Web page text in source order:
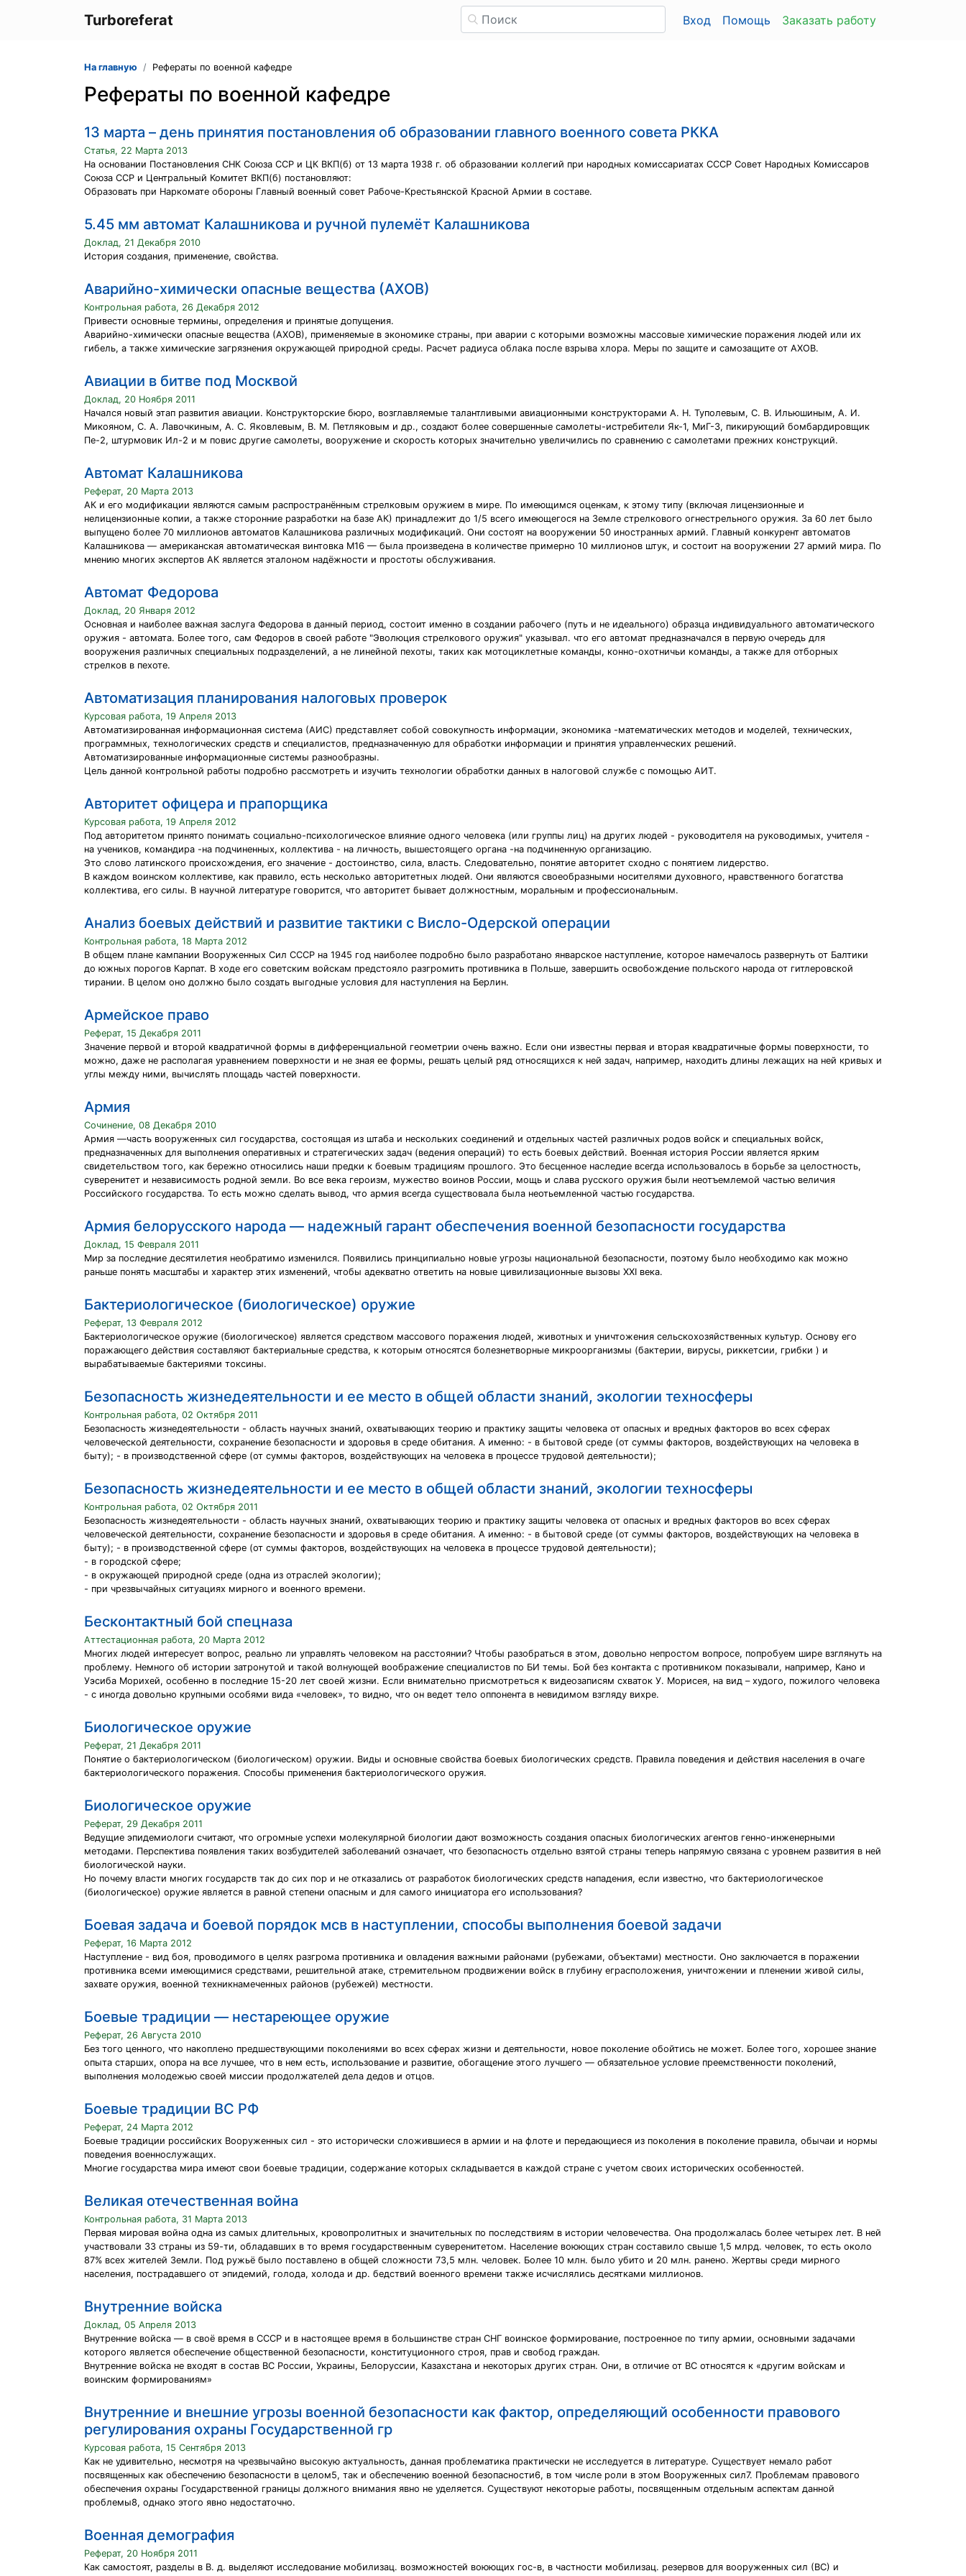
Turboreferat Вход Помощь Заказать работу
На главную Рефераты по военной кафедре
Рефераты по военной кафедре
13 марта – день принятия постановления об образовании главного военного совета РККА
Статья, 22 Марта 2013
На основании Постановления СНК Союза ССР и ЦК ВКП(б) от 13 марта 1938 г. об образовании коллегий при народных комиссариатах СССР Совет Народных Комиссаров
Союза ССР и Центральный Комитет ВКП(б) постановляют:
Образовать при Наркомате обороны Главный военный совет Рабоче-Крестьянской Красной Армии в составе.
5.45 мм автомат Калашникова и ручной пулемёт Калашникова
Доклад, 21 Декабря 2010
История создания, применение, свойства.
Аварийно-химически опасные вещества (АХОВ)
Контрольная работа, 26 Декабря 2012
Привести основные термины, определения и принятые допущения.
Аварийно-химически опасные вещества (АХОВ), применяемые в экономике страны, при аварии с которыми возможны массовые химические поражения людей или их
гибель, а также химические загрязнения окружающей природной среды. Расчет радиуса облака после взрыва хлора. Меры по защите и самозащите от АХОВ.
Авиации в битве под Москвой
Доклад, 20 Ноября 2011
Начался новый этап развития авиации. Конструкторские бюро, возглавляемые талантливыми авиационными конструкторами А. Н. Туполевым, С. В. Ильюшиным, А. И.
Микояном, С. А. Лавочкиным, А. С. Яковлевым, В. М. Петляковым и др., создают более совершенные самолеты-истребители Як-1, МиГ-3, пикирующий бомбардировщик
Пе-2, штурмовик Ил-2 и м повис другие самолеты, вооружение и скорость которых значительно увеличились по сравнению с самолетами прежних конструкций.
Автомат Калашникова
Реферат, 20 Марта 2013
АК и его модификации являются самым распространённым стрелковым оружием в мире. По имеющимся оценкам, к этому типу (включая лицензионные и
нелицензионные копии, а также сторонние разработки на базе АК) принадлежит до 1/5 всего имеющегося на Земле стрелкового огнестрельного оружия. За 60 лет было
выпущено более 70 миллионов автоматов Калашникова различных модификаций. Они состоят на вооружении 50 иностранных армий. Главный конкурент автоматов
Калашникова — американская автоматическая винтовка М16 — была произведена в количестве примерно 10 миллионов штук, и состоит на вооружении 27 армий мира. По
мнению многих экспертов АК является эталоном надёжности и простоты обслуживания.
Автомат Федорова
Доклад, 20 Января 2012
Основная и наиболее важная заслуга Федорова в данный период, состоит именно в создании рабочего (путь и не идеального) образца индивидуального автоматического
оружия - автомата. Более того, сам Федоров в своей работе "Эволюция стрелкового оружия" указывал. что его автомат предназначался в первую очередь для
вооружения различных специальных подразделений, а не линейной пехоты, таких как мотоциклетные команды, конно-охотничьи команды, а также для отборных
стрелков в пехоте.
Автоматизация планирования налоговых проверок
Курсовая работа, 19 Апреля 2013
Автоматизированная информационная система (АИС) представляет собой совокупность информации, экономика -математических методов и моделей, технических,
программных, технологических средств и специалистов, предназначенную для обработки информации и принятия управленческих решений.
Автоматизированные информационные системы разнообразны.
Цель данной контрольной работы подробно рассмотреть и изучить технологии обработки данных в налоговой службе с помощью АИТ.
Авторитет офицера и прапорщика
Курсовая работа, 19 Апреля 2012
Под авторитетом принято понимать социально-психологическое влияние одного человека (или группы лиц) на других людей - руководителя на руководимых, учителя -
на учеников, командира -на подчиненных, коллектива - на личность, вышестоящего органа -на подчиненную организацию.
Это слово латинского происхождения, его значение - достоинство, сила, власть. Следовательно, понятие авторитет сходно с понятием лидерство.
В каждом воинском коллективе, как правило, есть несколько авторитетных людей. Они являются своеобразными носителями духовного, нравственного богатства
коллектива, его силы. В научной литературе говорится, что авторитет бывает должностным, моральным и профессиональным.
Анализ боевых действий и развитие тактики с Висло-Одерской операции
Контрольная работа, 18 Марта 2012
В общем плане кампании Вооруженных Сил СССР на 1945 год наиболее подробно было разработано январское наступление, которое намечалось развернуть от Балтики
до южных порогов Карпат. В ходе его советским войскам предстояло разгромить противника в Польше, завершить освобождение польского народа от гитлеровской
тирании. В целом оно должно было создать выгодные условия для наступления на Берлин.
Армейское право
Реферат, 15 Декабря 2011
Значение первой и второй квадратичной формы в дифференциальной геометрии очень важно. Если они известны первая и вторая квадратичные формы поверхности, то
можно, даже не располагая уравнением поверхности и не зная ее формы, решать целый ряд относящихся к ней задач, например, находить длины лежащих на ней кривых и
углы между ними, вычислять площадь частей поверхности.
Армия
Сочинение, 08 Декабря 2010
Армия —часть вооруженных сил государства, состоящая из штаба и нескольких соединений и отдельных частей различных родов войск и специальных войск,
предназначенных для выполнения оперативных и стратегических задач (ведения операций) то есть боевых действий. Военная история России является ярким
свидетельством того, как бережно относились наши предки к боевым традициям прошлого. Это бесценное наследие всегда использовалось в борьбе за целостность,
суверенитет и независимость родной земли. Во все века героизм, мужество воинов России, мощь и слава русского оружия были неотъемлемой частью величия
Российского государства. То есть можно сделать вывод, что армия всегда существовала была неотьемленной частью государства.
Армия белорусского народа — надежный гарант обеспечения военной безопасности государства
Доклад, 15 Февраля 2011
Мир за последние десятилетия необратимо изменился. Появились принципиально новые угрозы национальной безопасности, поэтому было необходимо как можно
раньше понять масштабы и характер этих изменений, чтобы адекватно ответить на новые цивилизационные вызовы ХХI века.
Бактериологическое (биологическое) оружие
Реферат, 13 Февраля 2012
Бактериологическое оружие (биологическое) является средством массового поражения людей, животных и уничтожения сельскохозяйственных культур. Основу его
поражающего действия составляют бактериальные средства, к которым относятся болезнетворные микроорганизмы (бактерии, вирусы, риккетсии, грибки ) и
вырабатываемые бактериями токсины.
Безопасность жизнедеятельности и ее место в общей области знаний, экологии техносферы
Контрольная работа, 02 Октября 2011
Безопасность жизнедеятельности - область научных знаний, охватывающих теорию и практику защиты человека от опасных и вредных факторов во всех сферах
человеческой деятельности, сохранение безопасности и здоровья в среде обитания. А именно: - в бытовой среде (от суммы факторов, воздействующих на человека в
быту); - в производственной сфере (от суммы факторов, воздействующих на человека в процессе трудовой деятельности);
Безопасность жизнедеятельности и ее место в общей области знаний, экологии техносферы
Контрольная работа, 02 Октября 2011
Безопасность жизнедеятельности - область научных знаний, охватывающих теорию и практику защиты человека от опасных и вредных факторов во всех сферах
человеческой деятельности, сохранение безопасности и здоровья в среде обитания. А именно: - в бытовой среде (от суммы факторов, воздействующих на человека в
быту); - в производственной сфере (от суммы факторов, воздействующих на человека в процессе трудовой деятельности);
- в городской сфере;
- в окружающей природной среде (одна из отраслей экологии);
- при чрезвычайных ситуациях мирного и военного времени.
Бесконтактный бой спецназа
Аттестационная работа, 20 Марта 2012
Многих людей интересует вопрос, реально ли управлять человеком на расстоянии? Чтобы разобраться в этом, довольно непростом вопросе, попробуем шире взглянуть на
проблему. Немного об истории затронутой и такой волнующей воображение специалистов по БИ темы. Бой без контакта с противником показывали, например, Кано и
Уэсиба Морихей, особенно в последние 15-20 лет своей жизни. Если внимательно присмотреться к видеозаписям схваток У. Морисея, на вид – худого, пожилого человека
- с иногда довольно крупными особями вида «человек», то видно, что он ведет тело оппонента в невидимом взгляду вихре.
Биологическое оружие
Реферат, 21 Декабря 2011
Понятие о бактериологическом (биологическом) оружии. Виды и основные свойства боевых биологических средств. Правила поведения и действия населения в очаге
бактериологического поражения. Способы применения бактериологического оружия.
Биологическое оружие
Реферат, 29 Декабря 2011
Ведущие эпидемиологи считают, что огромные успехи молекулярной биологии дают возможность создания опасных биологических агентов генно-инженерными
методами. Перспектива появления таких возбудителей заболеваний означает, что безопасность отдельно взятой страны теперь напрямую связана с уровнем развития в ней
биологической науки.
Но почему власти многих государств так до сих пор и не отказались от разработок биологических средств нападения, если известно, что бактериологическое
(биологическое) оружие является в равной степени опасным и для самого инициатора его использования?
Боевая задача и боевой порядок мсв в наступлении, способы выполнения боевой задачи
Реферат, 16 Марта 2012
Наступление - вид боя, проводимого в целях разгрома противника и овладения важными районами (рубежами, объектами) местности. Оно заключается в поражении
противника всеми имеющимися средствами, решительной атаке, стремительном продвижении войск в глубину еграсположения, уничтожении и пленении живой силы,
захвате оружия, военной техникнамеченных районов (рубежей) местности.
Боевые традиции — нестареющее оружие
Реферат, 26 Августа 2010
Без того ценного, что накоплено предшествующими поколениями во всех сферах жизни и деятельности, новое поколение обойтись не может. Более того, хорошее знание
опыта старших, опора на все лучшее, что в нем есть, использование и развитие, обогащение этого лучшего — обязательное условие преемственности поколений,
выполнения молодежью своей миссии продолжателей дела дедов и отцов.
Боевые традиции ВС РФ
Реферат, 24 Марта 2012
Боевые традиции российских Вооруженных сил - это исторически сложившиеся в армии и на флоте и передающиеся из поколения в поколение правила, обычаи и нормы
поведения военнослужащих.
Многие государства мира имеют свои боевые традиции, содержание которых складывается в каждой стране с учетом своих исторических особенностей.
Великая отечественная война
Контрольная работа, 31 Марта 2013
Первая мировая война одна из самых длительных, кровопролитных и значительных по последствиям в истории человечества. Она продолжалась более четырех лет. В ней
участвовали 33 страны из 59-ти, обладавших в то время государственным суверенитетом. Население воюющих стран составило свыше 1,5 млрд. человек, то есть около
87% всех жителей Земли. Под ружьё было поставлено в общей сложности 73,5 млн. человек. Более 10 млн. было убито и 20 млн. ранено. Жертвы среди мирного
населения, пострадавшего от эпидемий, голода, холода и др. бедствий военного времени также исчислялись десятками миллионов.
Внутренние войска
Доклад, 05 Апреля 2013
Внутренние войска — в своё время в СССР и в настоящее время в большинстве стран СНГ воинское формирование, построенное по типу армии, основными задачами
которого является обеспечение общественной безопасности, конституционного строя, прав и свобод граждан.
Внутренние войска не входят в состав ВС России, Украины, Белоруссии, Казахстана и некоторых других стран. Они, в отличие от ВС относятся к «другим войскам и
воинским формированиям»
Внутренние и внешние угрозы военной безопасности как фактор, определяющий особенности правового
регулирования охраны Государственной гр
Курсовая работа, 15 Сентября 2013
Как не удивительно, несмотря на чрезвычайно высокую актуальность, данная проблематика практически не исследуется в литературе. Существует немало работ
посвященных как обеспечению безопасности в целом5, так и обеспечению военной безопасности6, в том числе роли в этом Вооруженных сил7. Проблемам правового
обеспечения охраны Государственной границы должного внимания явно не уделяется. Существуют некоторые работы, посвященным отдельным аспектам данной
проблемы8, однако этого явно недостаточно.
Военная демография
Реферат, 20 Ноября 2011
Как самостоят, разделы в В. д. выделяют исследование мобилизац. возможностей воюющих гос-в, в частности мобилизац. резервов для вооруженных сил (ВС) и